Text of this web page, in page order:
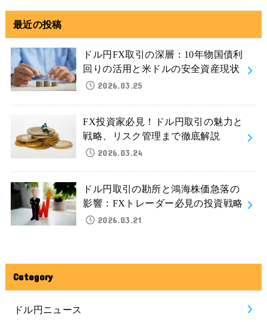
最近の投稿
ドル円FX取引の深層：10年物国債利
回りの活用と米ドルの安全資産現状
2026.03.25
FX投資家必見！ドル円取引の魅力と
戦略、リスク管理まで徹底解説
2026.03.24
ドル円取引の勘所と鴻海株価急落の
影響：FXトレーダー必見の投資戦略
2026.03.21
Category
ドル円ニュース